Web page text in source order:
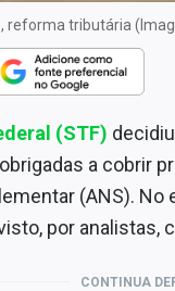
reforma tributária
(STF)
a cobrir
(ANS).
por
CONTINUA